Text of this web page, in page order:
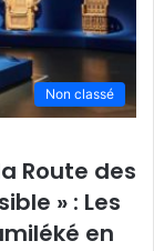
Non classé
Route des
» : Les
en